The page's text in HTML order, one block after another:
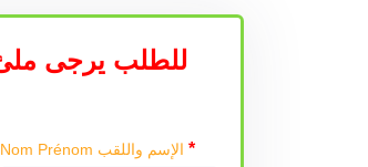
للطلب يرجى
*